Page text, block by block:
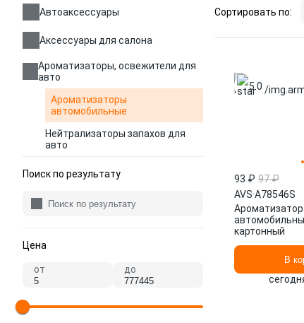
Автоаксессуары
Аксессуары для салона
Ароматизаторы, освежители для
авто
Ароматизаторы
автомобильные
Нейтрализаторы запахов для
авто
Поиск по результату
Цена
от до
Сортировать по:
5.0
93 ₽ 97 ₽
AVS·A78546S
Ароматизатор
картонный
В